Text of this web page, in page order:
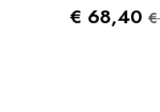
Prezzo
€ 68,40